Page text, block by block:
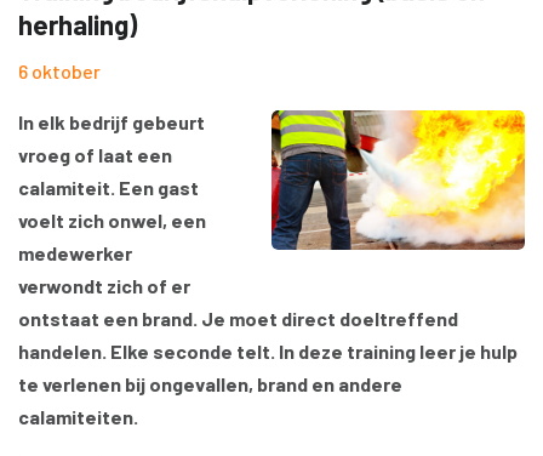
herhaling)
6 oktober
In elk bedrijf gebeurt
vroeg of laat een
calamiteit. Een gast
voelt zich onwel, een
medewerker
verwondt zich of er
ontstaat een brand. Je moet direct doeltreffend
handelen. Elke seconde telt. In deze training leer je hulp
te verlenen bij ongevallen, brand en andere
calamiteiten.